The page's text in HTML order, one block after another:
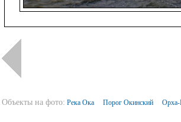
Объекты на фото: Река Ока Порог Окинский Орха-